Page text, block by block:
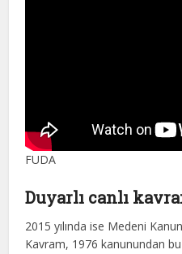
FUDA
Duyarlı canlı
2015 yılında ise Medeni
Kavram, 1976 kanunundan